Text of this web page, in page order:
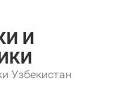
И
Узбекистан